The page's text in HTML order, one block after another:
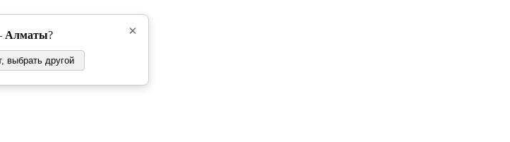
×
Алматы?
выбрать другой